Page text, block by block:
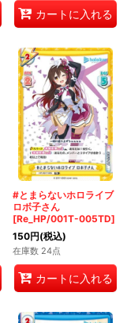
カートに入れる
#とまらないホロライブ
ロボ子さん
[Re_HP/001T-005TD]
150円(税込)
在庫数 24点
カートに入れる